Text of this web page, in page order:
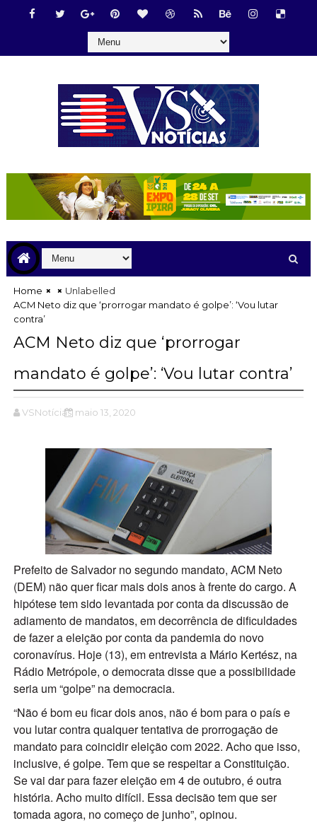
Home
Unlabelled
ACM Neto diz que ‘prorrogar mandato é golpe’: ‘Vou lutar
contra’
ACM Neto diz que ‘prorrogar
mandato é golpe’: ‘Vou lutar contra’
VSNotícias maio 13, 2020
Prefeito de Salvador no segundo mandato, ACM Neto
(DEM) não quer ficar mais dois anos à frente do cargo. A
hipótese tem sido levantada por conta da discussão de
adiamento de mandatos, em decorrência de dificuldades
de fazer a eleição por conta da pandemia do novo
coronavírus. Hoje (13), em entrevista a Mário Kertész, na
Rádio Metrópole, o democrata disse que a possibilidade
seria um “golpe” na democracia.
“Não é bom eu ficar dois anos, não é bom para o país e
vou lutar contra qualquer tentativa de prorrogação de
mandato para coincidir eleição com 2022. Acho que isso,
inclusive, é golpe. Tem que se respeitar a Constituição.
Se vai dar para fazer eleição em 4 de outubro, é outra
história. Acho muito difícil. Essa decisão tem que ser
tomada agora, no começo de junho”, opinou.